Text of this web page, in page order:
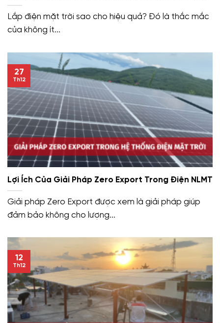
Lắp điện mặt trời sao cho hiệu quả? Đó là thắc mắc
của không ít...
Lợi Ích Của Giải Pháp Zero Export Trong Điện NLMT
Giải pháp Zero Export được xem là giải pháp giúp
đảm bảo không cho lượng...
27
Th12
12
Th12